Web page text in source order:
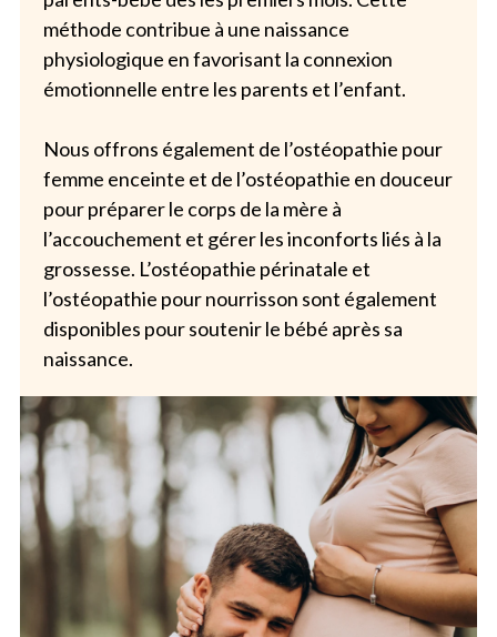
méthode contribue à une naissance
physiologique en favorisant la connexion
émotionnelle entre les parents et l’enfant.
Nous offrons également de l’ostéopathie pour
femme enceinte et de l’ostéopathie en douceur
pour préparer le corps de la mère à
l’accouchement et gérer les inconforts liés à la
grossesse. L’ostéopathie périnatale et
l’ostéopathie pour nourrisson sont également
disponibles pour soutenir le bébé après sa
naissance.